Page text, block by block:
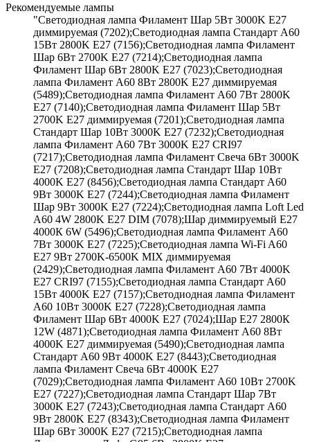
Рекомендуемые лампы
"Светодиодная лампа Филамент Шар 5Вт 3000K E27
диммируемая (7202);Светодиодная лампа Стандарт A60
15Вт 2800K E27 (7156);Светодиодная лампа Филамент
Шар 6Вт 2700K E27 (7214);Светодиодная лампа
Филамент Шар 6Вт 2800K E27 (7023);Светодиодная
лампа Филамент A60 8Вт 2800K E27 диммируемая
(5489);Светодиодная лампа Филамент A60 7Вт 2800K
E27 (7140);Светодиодная лампа Филамент Шар 5Вт
2700K E27 диммируемая (7201);Светодиодная лампа
Стандарт Шар 10Вт 3000K E27 (7232);Светодиодная
лампа Филамент A60 7Вт 3000K E27 CRI97
(7217);Светодиодная лампа Филамент Свеча 6Вт 3000K
E27 (7208);Светодиодная лампа Стандарт Шар 10Вт
4000K E27 (8456);Светодиодная лампа Стандарт A60
9Вт 3000K E27 (7244);Светодиодная лампа Филамент
Шар 9Вт 3000K E27 (7224);Светодиодная лампа Loft Led
A60 4W 2800K E27 DIM (7078);Шар диммируемый Е27
4000К 6W (5496);Светодиодная лампа Филамент A60
7Вт 3000K E27 (7225);Светодиодная лампа Wi-Fi A60
E27 9Вт 2700K-6500K MIX диммируемая
(2429);Светодиодная лампа Филамент A60 7Вт 4000K
E27 CRI97 (7155);Светодиодная лампа Стандарт A60
15Вт 4000K E27 (7157);Светодиодная лампа Филамент
A60 10Вт 3000K E27 (7228);Светодиодная лампа
Филамент Шар 6Вт 4000K E27 (7024);Шар Е27 2800К
12W (4871);Светодиодная лампа Филамент A60 8Вт
4000K E27 диммируемая (5490);Светодиодная лампа
Стандарт A60 9Вт 4000K E27 (8443);Светодиодная
лампа Филамент Свеча 6Вт 4000K E27
(7029);Светодиодная лампа Филамент A60 10Вт 2700K
E27 (7227);Светодиодная лампа Стандарт Шар 7Вт
3000K E27 (7243);Светодиодная лампа Стандарт A60
9Вт 2800K E27 (8343);Светодиодная лампа Филамент
Шар 6Вт 3000K E27 (7215);Светодиодная лампа